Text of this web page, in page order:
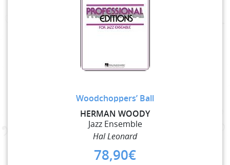
Woodchoppers’ Ball
HERMAN WOODY
Jazz Ensemble
Hal Leonard
78,90€